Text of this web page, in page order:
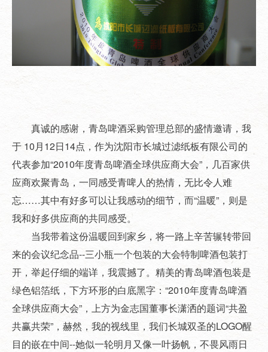
真诚的感谢，青岛啤酒采购管理总部的盛情邀请，我
于 10月12日14点，作为沈阳市长城过滤纸板有限公司的
代表参加“2010年度青岛啤酒全球供应商大会”，几百家供
应商欢聚青岛，一同感受青啤人的热情，无比令人难
忘……其中有好多可以让我感动的细节，而“温暖”，则是
我和好多供应商的共同感受。
当我带着这份温暖回到家乡，将一路上辛苦辗转带回
来的会议纪念品--三小瓶一个包装的大会特制啤酒包装打
开，举起仔细的端详，我震撼了。精美的青岛啤酒包装是
绿色铝箔纸，下方环形的白底黑字：“2010年度青岛啤酒
全球供应商大会”，上方为金志国董事长潇洒的题词“共盈
共赢共荣”，赫然，我的视线里，我们长城双圣的LOGO醒
目的嵌在中间--她似一轮明月又像一叶扬帆，不畏风雨日